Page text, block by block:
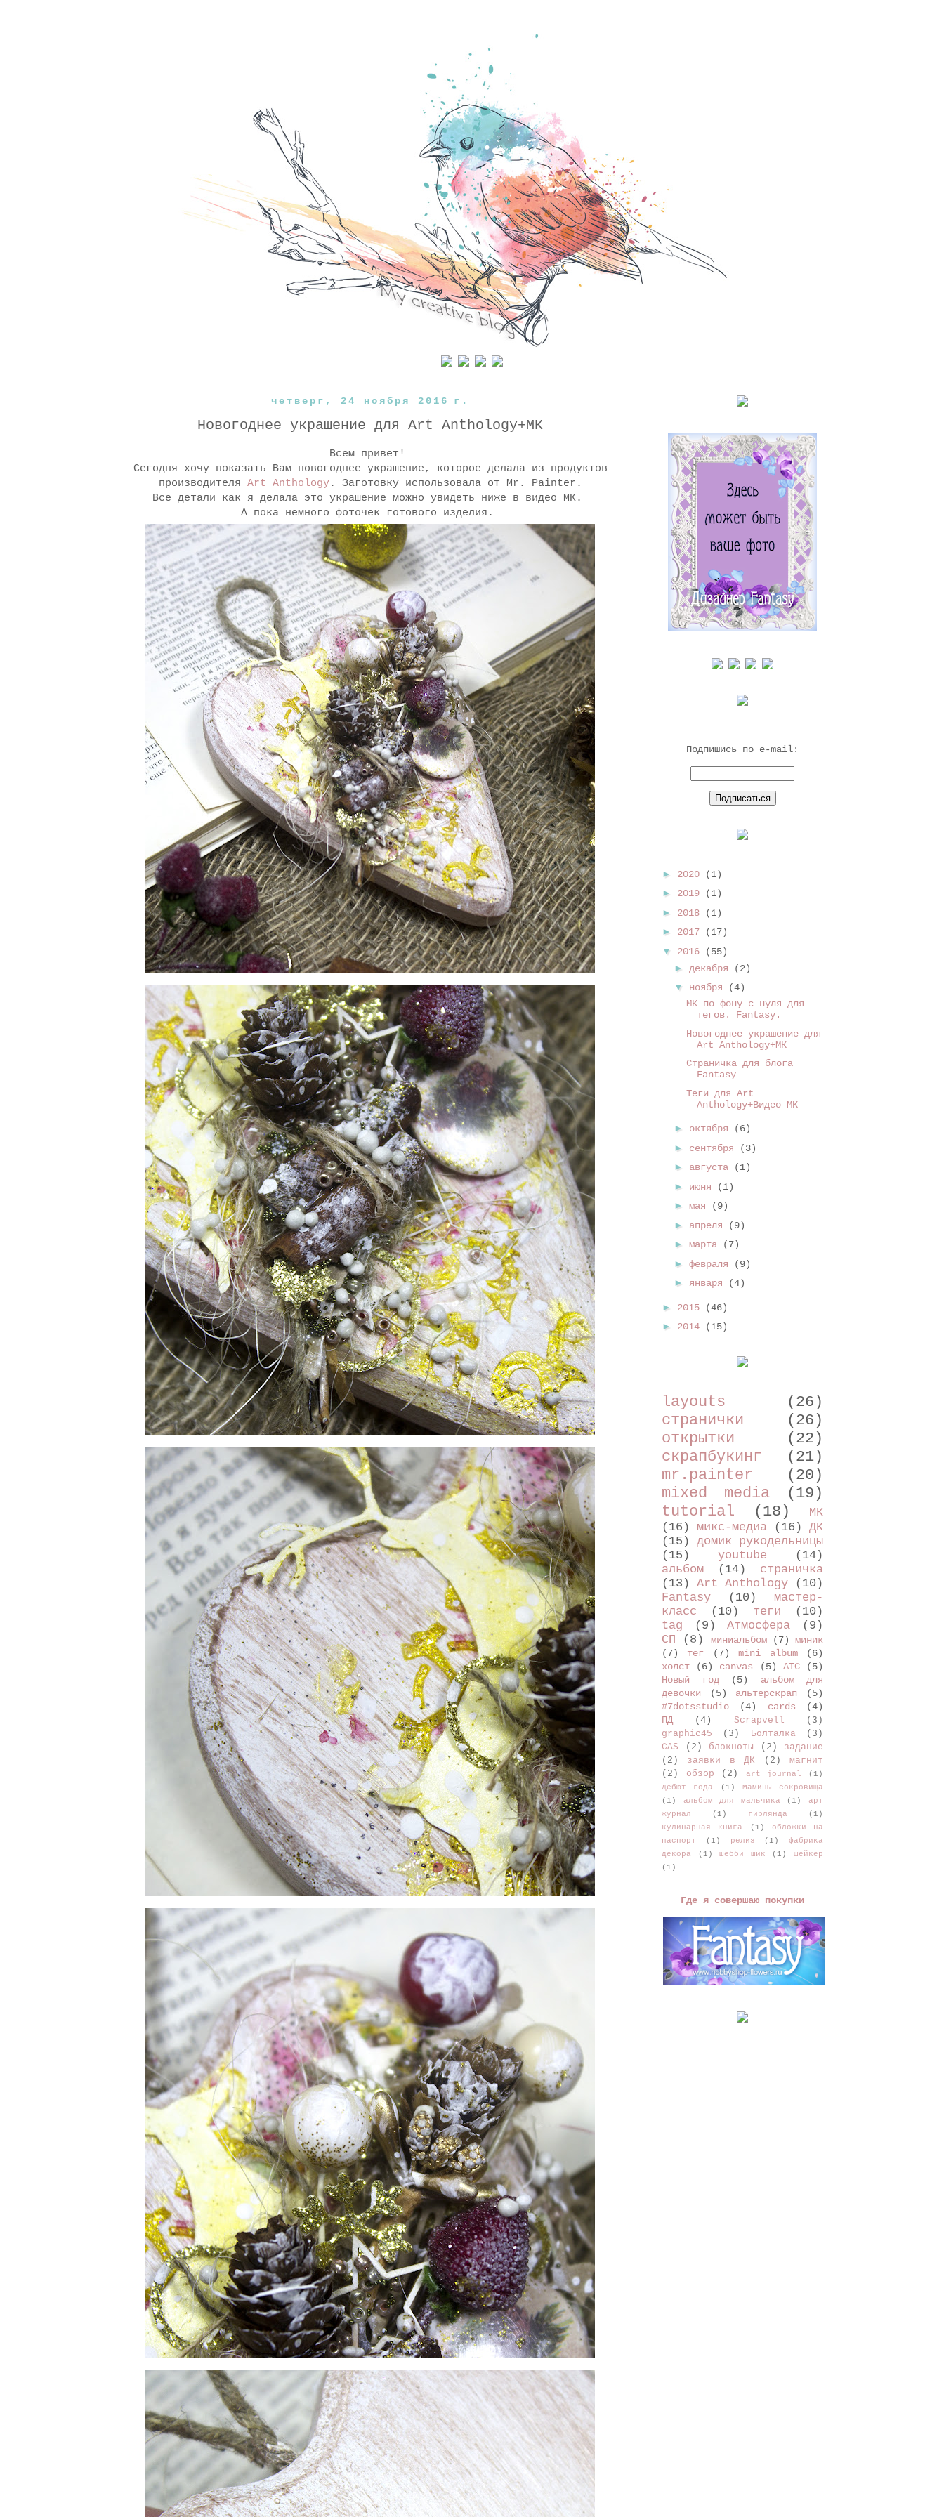
четверг, 24 ноября 2016 г.
Новогоднее украшение для Art Anthology+МК
Всем привет!
Сегодня хочу показать Вам новогоднее украшение, которое делала из продуктов
производителя Art Anthology. Заготовку использовала от Mr. Painter.
Все детали как я делала это украшение можно увидеть ниже в видео МК.
А пока немного фоточек готового изделия.
Подпишись по e-mail:
► 2020
(1)
► 2019
(1)
► 2018
(1)
► 2017
(17)
▼ 2016
(55)
► декабря
(2)
▼ ноября
(4)
МК по фону с нуля для
тегов. Fantasy.
Новогоднее украшение для
Art Anthology+МК
Страничка для блога
Fantasy
Теги для Art
Anthology+Видео МК
► октября
(6)
► сентября
(3)
► августа
(1)
► июня
(1)
► мая
(9)
► апреля
(9)
► марта
(7)
► февраля
(9)
► января (4)
► 2015
(46)
► 2014 (15)
layouts
(26)
странички
(26)
открытки
(22)
скрапбукинг
(21)
mr.painter
(20)
mixed media
(19)
tutorial
(18)
МК
(16)
микс-медиа (16)
ДК
(15)
домик рукодельницы
(15)
youtube
(14)
альбом
(14)
страничка
(13)
Art Anthology
(10)
Fantasy
(10)
мастер-
класс
(10) теги
(10)
tag
(9) Атмосфера
(9)
СП
(8) миниальбом (7)
миник
(7)
тег (7) mini album
(6)
холст
(6) canvas (5) АТС
(5)
Новый год
(5)
альбом для
девочки
(5) альтерскрап
(5)
#7dotsstudio
(4) cards
(4)
ПД
(4) Scrapvell
(3)
graphic45
(3) Болталка
(3)
CAS
(2) блокноты (2)
задание
(2)
заявки в ДК (2)
магнит
(2)
обзор (2) art journal
(1)
Дебют года
(1)
Мамины сокровища
(1)
альбом для мальчика (1)
арт
журнал
(1) гирлянда
(1)
кулинарная книга
(1)
обложки на
паспорт
(1) релиз (1)
фабрика
декора
(1) шебби шик (1)
шейкер
(1)
Где я совершаю покупки